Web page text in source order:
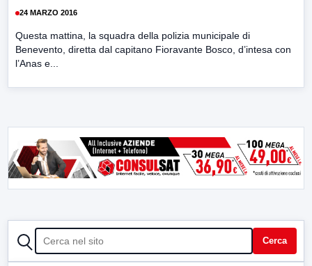
24 MARZO 2016
Questa mattina, la squadra della polizia municipale di
Benevento, diretta dal capitano Fioravante Bosco, d’intesa con
l’Anas e...
CERCA Cerca